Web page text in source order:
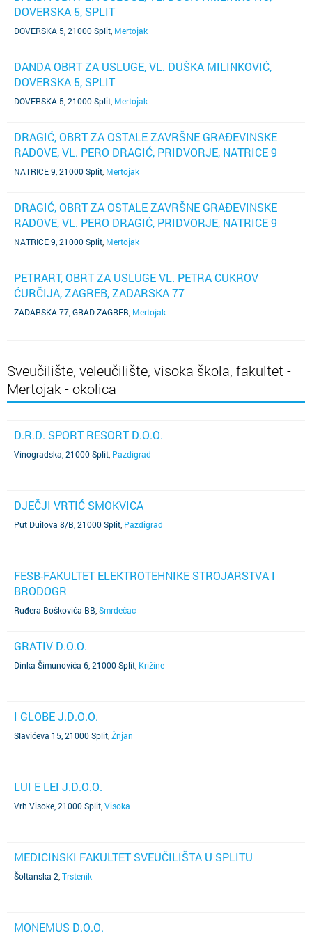
DOVERSKA 5, SPLIT
DOVERSKA 5, 21000 Split Mertojak
DANDA OBRT ZA USLUGE, VL. DUŠKA MILINKOVIĆ,
DOVERSKA 5, SPLIT
DOVERSKA 5, 21000 Split Mertojak
DRAGIĆ, OBRT ZA OSTALE ZAVRŠNE GRAĐEVINSKE
RADOVE, VL. PERO DRAGIĆ, PRIDVORJE, NATRICE 9
NATRICE 9, 21000 Split Mertojak
DRAGIĆ, OBRT ZA OSTALE ZAVRŠNE GRAĐEVINSKE
RADOVE, VL. PERO DRAGIĆ, PRIDVORJE, NATRICE 9
NATRICE 9, 21000 Split Mertojak
PETRART, OBRT ZA USLUGE VL. PETRA CUKROV
ĆURČIJA, ZAGREB, ZADARSKA 77
ZADARSKA 77, GRAD ZAGREB Mertojak
Sveučilište, veleučilište, visoka škola, fakultet -
Mertojak - okolica
D.R.D. SPORT RESORT D.O.O.
Vinogradska, 21000 Split Pazdigrad
DJEČJI VRTIĆ SMOKVICA
Put Duilova 8/B, 21000 Split Pazdigrad
FESB-FAKULTET ELEKTROTEHNIKE STROJARSTVA I
BRODOGR
Ruđera Boškovića BB Smrdečac
GRATIV D.O.O.
Dinka Šimunovića 6, 21000 Split Križine
I GLOBE J.D.O.O.
Slavićeva 15, 21000 Split Žnjan
LUI E LEI J.D.O.O.
Vrh Visoke, 21000 Split Visoka
MEDICINSKI FAKULTET SVEUČILIŠTA U SPLITU
Šoltanska 2 Trstenik
MONEMUS D.O.O.